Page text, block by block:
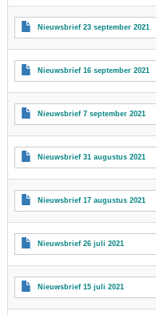
Nieuwsbrief 23 september 2021
Nieuwsbrief 16 september 2021
Nieuwsbrief 7 september 2021
Nieuwsbrief 31 augustus 2021
Nieuwsbrief 17 augustus 2021
Nieuwsbrief 26 juli 2021
Nieuwsbrief 15 juli 2021